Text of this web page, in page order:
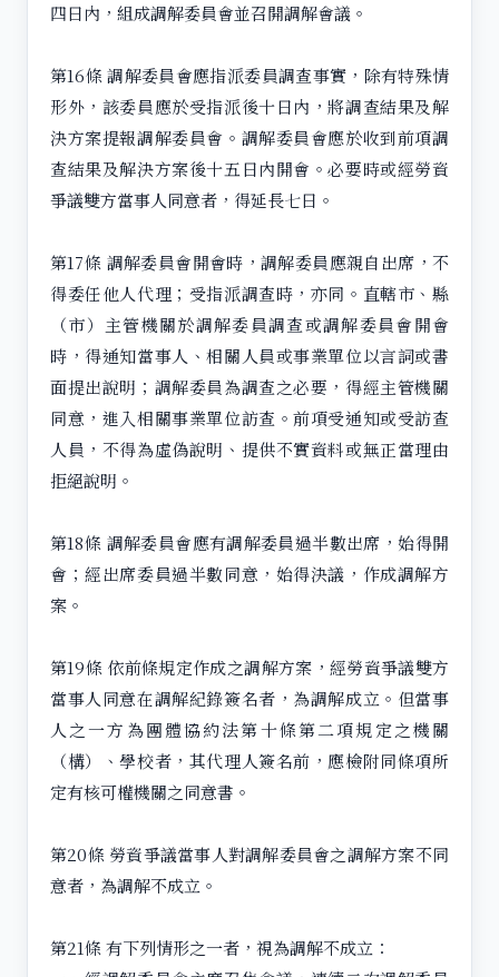
四日內，組成調解委員會並召開調解會議。
第16條 調解委員會應指派委員調查事實，除有特殊情
形外，該委員應於受指派後十日內，將調查結果及解
決方案提報調解委員會。調解委員會應於收到前項調
查結果及解決方案後十五日內開會。必要時或經勞資
爭議雙方當事人同意者，得延長七日。
第17條 調解委員會開會時，調解委員應親自出席，不
得委任他人代理；受指派調查時，亦同。直轄市、縣
（市）主管機關於調解委員調查或調解委員會開會
時，得通知當事人、相關人員或事業單位以言詞或書
面提出說明；調解委員為調查之必要，得經主管機關
同意，進入相關事業單位訪查。前項受通知或受訪查
人員，不得為虛偽說明、提供不實資料或無正當理由
拒絕說明。
第18條 調解委員會應有調解委員過半數出席，始得開
會；經出席委員過半數同意，始得決議，作成調解方
案。
第19條 依前條規定作成之調解方案，經勞資爭議雙方
當事人同意在調解紀錄簽名者，為調解成立。但當事
人之一方為團體協約法第十條第二項規定之機關
（構）、學校者，其代理人簽名前，應檢附同條項所
定有核可權機關之同意書。
第20條 勞資爭議當事人對調解委員會之調解方案不同
意者，為調解不成立。
第21條 有下列情形之一者，視為調解不成立：